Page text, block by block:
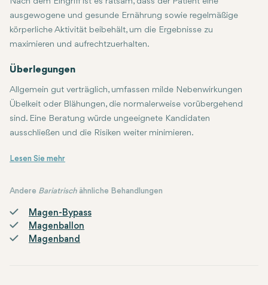
ausgewogene und gesunde Ernährung sowie regelmäßige
körperliche Aktivität beibehält, um die Ergebnisse zu
maximieren und aufrechtzuerhalten.
Überlegungen
Allgemein gut verträglich, umfassen milde Nebenwirkungen
Übelkeit oder Blähungen, die normalerweise vorübergehend
sind. Eine Beratung würde ungeeignete Kandidaten
ausschließen und die Risiken weiter minimieren.
Gastric Botox ist ein relativ neues, nicht-chirurgisches Verfahren
Andere Bariatrisch ähnliche Behandlungen
Magen-Bypass
Magenballon
Magenband